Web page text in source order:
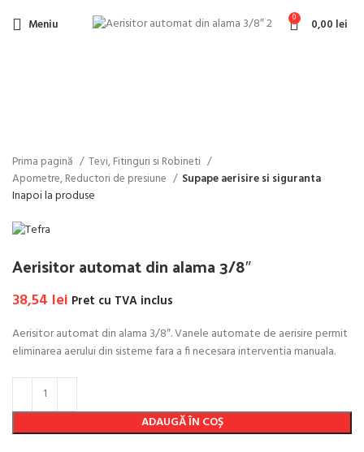
Meniu 0 0,00 lei
Prima pagină
Tevi, Fitinguri si Robineti
Apometre, Reductori de presiune
Supape aerisire si siguranta
Inapoi la produse
Aerisitor automat din alama 3/8″
38,54 lei Pret cu TVA inclus
Aerisitor automat din alama 3/8″. Vanele automate de aerisire permit
eliminarea aerului din sisteme fara a fi necesara interventia manuala.
ADAUGĂ ÎN COȘ